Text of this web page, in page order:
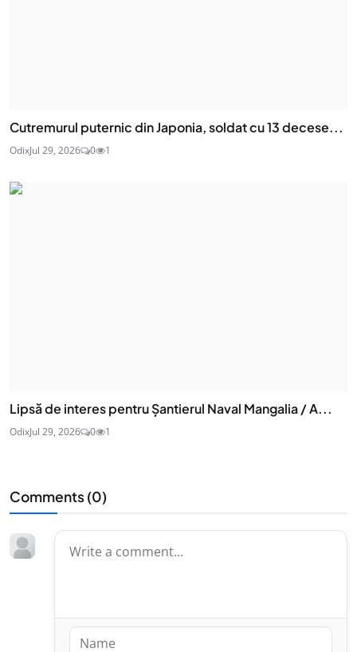
Cutremurul puternic din Japonia, soldat cu 13 decese...
OdixJul 29, 2026 0 1
Lipsă de interes pentru Șantierul Naval Mangalia / A...
OdixJul 29, 2026 0 1
Comments (0)